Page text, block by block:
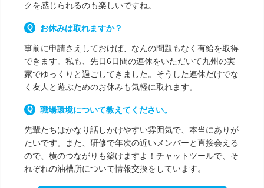
クを感じられるのも楽しいですね。
お休みは取れますか？
事前に申請さえしておけば、なんの問題もなく有給を取得
できます。私も、先日6日間の連休をいただいて九州の実
家でゆっくりと過ごしてきました。そうした連休だけでな
く友人と遊ぶためのお休みも気軽に取れます。
職場環境について教えてください。
先輩たちはかなり話しかけやすい雰囲気で、本当にありが
たいです。また、研修で年次の近いメンバーと直接会える
ので、横のつながりも築けますよ！チャットツールで、そ
れぞれの油槽所について情報交換をしています。